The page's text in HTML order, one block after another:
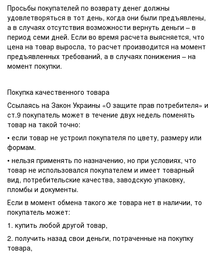
Просьбы покупателей по возврату денег должны
удовлетворяться в тот день, когда они были предъявлены,
а в случаях отсутствия возможности вернуть деньги – в
период семи дней. Если во время расчета выясняется, что
цена на товар выросла, то расчет производится на момент
предъявленных требований, а в случаях понижения – на
момент покупки.
Покупка качественного товара
Ссылаясь на Закон Украины «О защите прав потребителя» и
ст.9 покупатель может в течение двух недель поменять
товар на такой точно:
• если товар не устроил покупателя по цвету, размеру или
формам.
• нельзя применять по назначению, но при условиях, что
товар не использовался покупателем и имеет товарный
вид, потребительские качества, заводскую упаковку,
пломбы и документы.
Если в момент обмена такого же товара нет в наличии, то
покупатель может:
1. купить любой другой товар,
2. получить назад свои деньги, потраченные на покупку
товара,